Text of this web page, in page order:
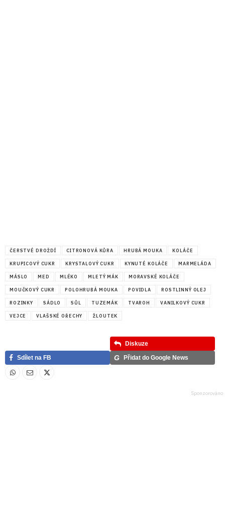
ČERSTVÉ DROŽDÍ CITRONOVÁ KŮRA HRUBÁ MOUKA KOLÁČE
KRUPICOVÝ CUKR KRYSTALOVÝ CUKR KYNUTÉ KOLÁČE MARMELÁDA
MÁSLO MED MLÉKO MLETÝ MÁK MORAVSKÉ KOLÁČE
MOUČKOVÝ CUKR POLOHRUBÁ MOUKA POVIDLA ROSTLINNÝ OLEJ
ROZINKY SÁDLO SŮL TUZEMÁK TVAROH VANILKOVÝ CUKR
VEJCE VLAŠSKÉ OŘECHY ŽLOUTEK
Diskuze
Sdílet na FB
G Přidat do Google News